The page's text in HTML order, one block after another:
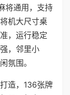
将通用，支持
机大尺寸桌
，运行稳定
，邻里小
氛围。
造，136张牌